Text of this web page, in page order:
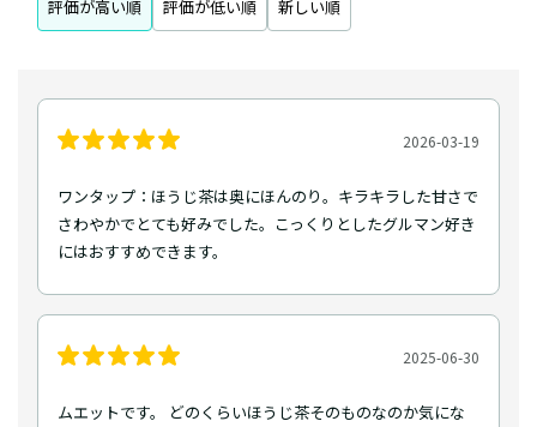
評価が高い順 評価が低い順 新しい順
2026-03-19
ワンタップ：ほうじ茶は奥にほんのり。キラキラした甘さで
さわやかでとても好みでした。こっくりとしたグルマン好き
にはおすすめできます。
2025-06-30
ムエットです。 どのくらいほうじ茶そのものなのか気にな